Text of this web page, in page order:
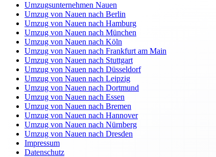
Umzugsunternehmen Nauen
Umzug von Nauen nach Berlin
Umzug von Nauen nach Hamburg
Umzug von Nauen nach München
Umzug von Nauen nach Köln
Umzug von Nauen nach Frankfurt am Main
Umzug von Nauen nach Stuttgart
Umzug von Nauen nach Düsseldorf
Umzug von Nauen nach Leipzig
Umzug von Nauen nach Dortmund
Umzug von Nauen nach Essen
Umzug von Nauen nach Bremen
Umzug von Nauen nach Hannover
Umzug von Nauen nach Nürnberg
Umzug von Nauen nach Dresden
Impressum
Datenschutz